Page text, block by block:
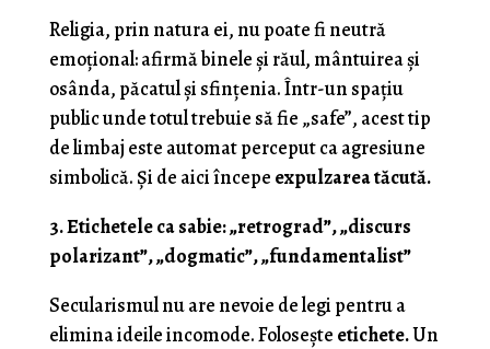
Religia, prin natura ei, nu poate fi neutră
emoțional: afirmă binele și răul, mântuirea și
osânda, păcatul și sfințenia. Într-un spațiu
public unde totul trebuie să fie „safe”, acest tip
de limbaj este automat perceput ca agresiune
simbolică. Și de aici începe expulzarea tăcută.
3. Etichetele ca sabie: „retrograd”, „discurs
polarizant”, „dogmatic”, „fundamentalist”
Secularismul nu are nevoie de legi pentru a
elimina ideile incomode. Folosește etichete.Un